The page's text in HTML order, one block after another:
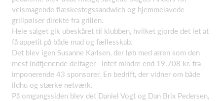
velsmagende flæskestegssandwich og hjemmelavede
grillpølser direkte fra grillen.
Hele salget gik ubeskåret til klubben, hvilket gjorde det let at
få appetit på både mad og fællesskab.
Det blev igen Susanne Karlsen, der løb med æren som den
mest indtjenende deltager—intet mindre end 19.708 kr. fra
imponerende 43 sponsorer. En bedrift, der vidner om både
ildhu og stærke netværk.
På omgangssiden blev det Daniel Vogt og Dan Brix Pedersen,